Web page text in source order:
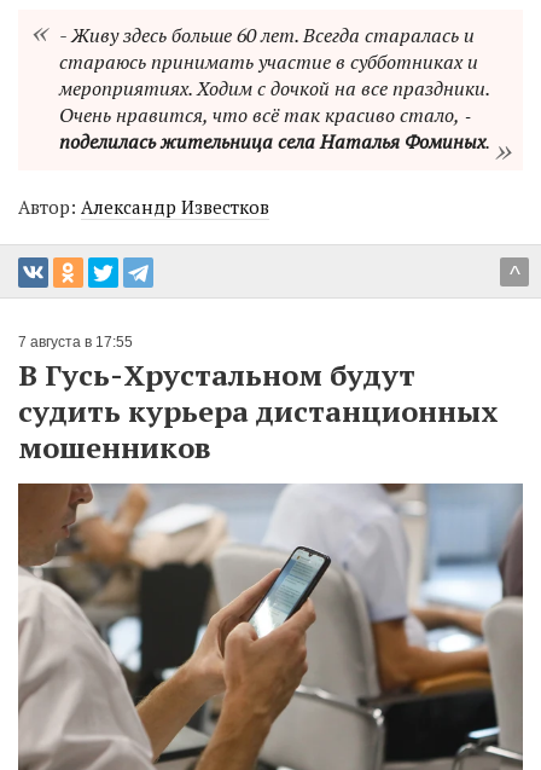
- Живу здесь больше 60 лет. Всегда старалась и
стараюсь принимать участие в субботниках и
мероприятиях. Ходим с дочкой на все праздники.
Очень нравится, что всё так красиво стало, ‑
поделилась жительница села Наталья Фоминых.
Автор: Александр Известков
^
7 августа в 17:55
В Гусь-Хрустальном будут
судить курьера дистанционных
мошенников